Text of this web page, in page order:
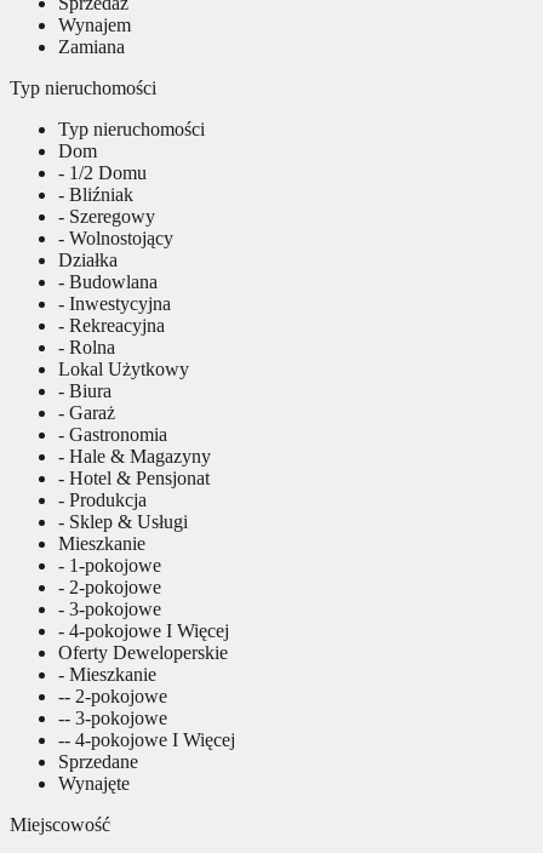
Wynajem
Zamiana
Typ nieruchomości
Typ nieruchomości
Dom
- 1/2 Domu
- Bliźniak
- Szeregowy
- Wolnostojący
Działka
- Budowlana
- Inwestycyjna
- Rekreacyjna
- Rolna
Lokal Użytkowy
- Biura
- Garaż
- Gastronomia
- Hale & Magazyny
- Hotel & Pensjonat
- Produkcja
- Sklep & Usługi
Mieszkanie
- 1-pokojowe
- 2-pokojowe
- 3-pokojowe
- 4-pokojowe I Więcej
Oferty Deweloperskie
- Mieszkanie
-- 2-pokojowe
-- 3-pokojowe
-- 4-pokojowe I Więcej
Sprzedane
Wynajęte
Miejscowość